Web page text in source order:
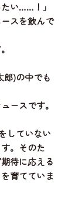
い……！」
スを飲んで
郎)の中でも
ースです。
していない
。そのた
待に応える
育てていま